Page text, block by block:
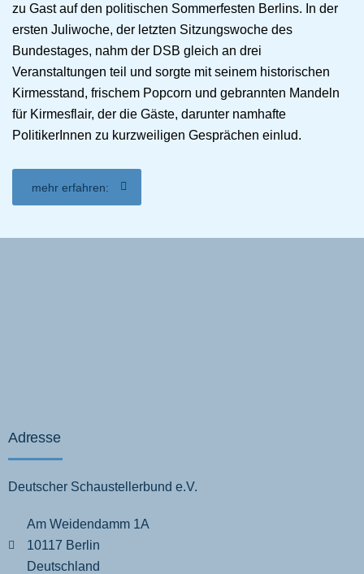
zu Gast auf den politischen Sommerfesten Berlins. In der
ersten Juliwoche, der letzten Sitzungswoche des
Bundestages, nahm der DSB gleich an drei
Veranstaltungen teil und sorgte mit seinem historischen
Kirmesstand, frischem Popcorn und gebrannten Mandeln
für Kirmesflair, der die Gäste, darunter namhafte
PolitikerInnen zu kurzweiligen Gesprächen einlud.
mehr erfahren:
Adresse
Deutscher Schaustellerbund e.V.
Am Weidendamm 1A
10117 Berlin
Deutschland